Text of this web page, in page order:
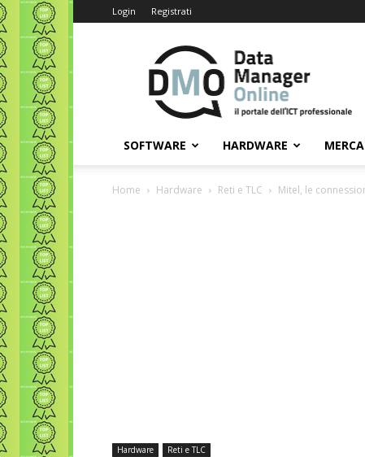
Login Registrati
Data
Manager
Online
SOFTWARE HARDWARE
Home Hardware Reti e TLC Mitel, le
Hardware Reti e TLC